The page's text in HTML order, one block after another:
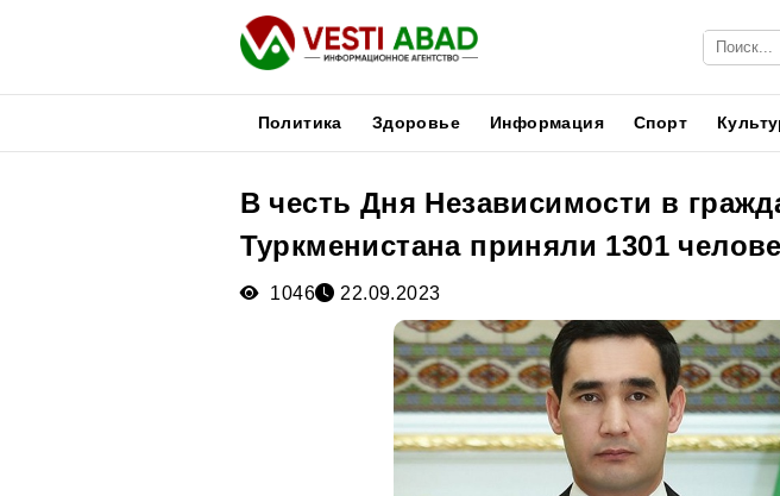
Политика Здоровье Информация Спорт
В честь Дня Независимости в
Туркменистана приняли 1301
1046 22.09.2023